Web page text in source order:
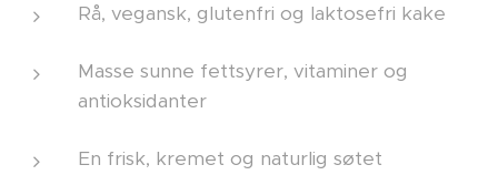
Rå, vegansk, glutenfri og laktosefri kake
Masse sunne fettsyrer, vitaminer og
antioksidanter
En frisk, kremet og naturlig søtet